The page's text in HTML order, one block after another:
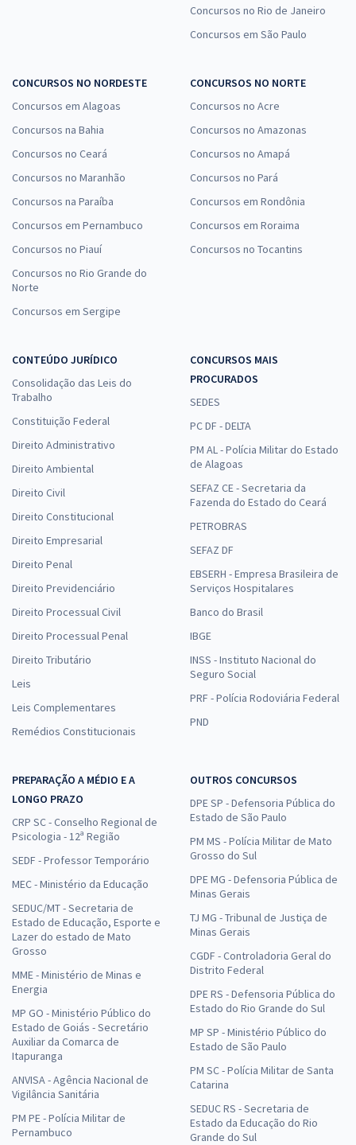
Concursos no Rio de Janeiro
Concursos em São Paulo
CONCURSOS NO NORDESTE
Concursos em Alagoas
Concursos na Bahia
Concursos no Ceará
Concursos no Maranhão
Concursos na Paraíba
Concursos em Pernambuco
Concursos no Piauí
Concursos no Rio Grande do
Norte
Concursos em Sergipe
CONCURSOS NO NORTE
Concursos no Acre
Concursos no Amazonas
Concursos no Amapá
Concursos no Pará
Concursos em Rondônia
Concursos em Roraima
Concursos no Tocantins
CONTEÚDO JURÍDICO
Consolidação das Leis do
Trabalho
Constituição Federal
Direito Administrativo
Direito Ambiental
Direito Civil
Direito Constitucional
Direito Empresarial
Direito Penal
Direito Previdenciário
Direito Processual Civil
Direito Processual Penal
Direito Tributário
Leis
Leis Complementares
Remédios Constitucionais
CONCURSOS MAIS
PROCURADOS
SEDES
PC DF - DELTA
PM AL - Polícia Militar do Estado
de Alagoas
SEFAZ CE - Secretaria da
Fazenda do Estado do Ceará
PETROBRAS
SEFAZ DF
EBSERH - Empresa Brasileira de
Serviços Hospitalares
Banco do Brasil
IBGE
INSS - Instituto Nacional do
Seguro Social
PRF - Polícia Rodoviária Federal
PND
PREPARAÇÃO A MÉDIO E A
LONGO PRAZO
CRP SC - Conselho Regional de
Psicologia - 12ª Região
SEDF - Professor Temporário
MEC - Ministério da Educação
SEDUC/MT - Secretaria de
Estado de Educação, Esporte e
Lazer do estado de Mato
Grosso
MME - Ministério de Minas e
Energia
MP GO - Ministério Público do
Estado de Goiás - Secretário
Auxiliar da Comarca de
Itapuranga
ANVISA - Agência Nacional de
Vigilância Sanitária
PM PE - Polícia Militar de
Pernambuco
OUTROS CONCURSOS
DPE SP - Defensoria Pública do
Estado de São Paulo
PM MS - Polícia Militar de Mato
Grosso do Sul
DPE MG - Defensoria Pública de
Minas Gerais
TJ MG - Tribunal de Justiça de
Minas Gerais
CGDF - Controladoria Geral do
Distrito Federal
DPE RS - Defensoria Pública do
Estado do Rio Grande do Sul
MP SP - Ministério Público do
Estado de São Paulo
PM SC - Polícia Militar de Santa
Catarina
SEDUC RS - Secretaria de
Estado da Educação do Rio
Grande do Sul